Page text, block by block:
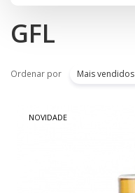
GFL
Ordenar por Mais vendidos
NOVIDADE